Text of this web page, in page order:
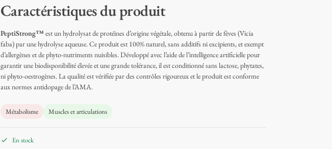
Caractéristiques du produit
PeptiStrong™ est un hydrolysat de protéines d’origine végétale, obtenu à partir de fèves (Vicia
faba) par une hydrolyse aqueuse. Ce produit est 100% naturel, sans additifs ni excipients, et exempt
d’allergènes et de phyto-nutriments nuisibles. Développé avec l’aide de l’intelligence artificielle pour
garantir une biodisponibilité élevée et une grande tolérance, il est conditionné sans lactose, phytates,
ni phyto-oestrogènes. La qualité est vérifiée par des contrôles rigoureux et le produit est conforme
aux normes antidopage de l’AMA.
Métabolisme Muscles et articulations
En stock